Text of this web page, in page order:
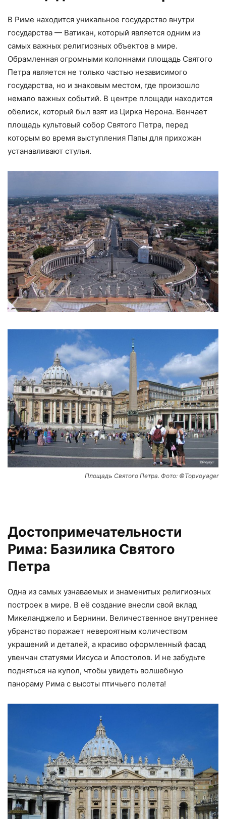
В Риме находится уникальное государство внутри
государства — Ватикан, который является одним из
самых важных религиозных объектов в мире.
Обрамленная огромными колоннами площадь Святого
Петра является не только частью независимого
государства, но и знаковым местом, где произошло
немало важных событий. В центре площади находится
обелиск, который был взят из Цирка Нерона. Венчает
площадь культовый собор Святого Петра, перед
которым во время выступления Папы для прихожан
устанавливают стулья.
Площадь Святого Петра. Фото: ©Topvoyager
Достопримечательности
Рима: Базилика Святого
Петра
Одна из самых узнаваемых и знаменитых религиозных
построек в мире. В её создание внесли свой вклад
Микеланджело и Бернини. Величественное внутреннее
убранство поражает невероятным количеством
украшений и деталей, а красиво оформленный фасад
увенчан статуями Иисуса и Апостолов. И не забудьте
подняться на купол, чтобы увидеть волшебную
панораму Рима с высоты птичьего полета!